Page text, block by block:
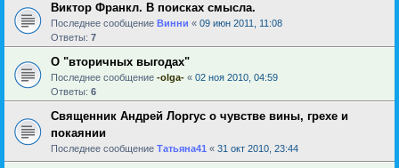
Виктор Франкл. В поисках смысла.
Последнее сообщение Винни « 09 июн 2011, 11:08
Ответы: 7
О "вторичных выгодах"
Последнее сообщение -olga- « 02 ноя 2010, 04:59
Ответы: 6
Священник Андрей Лоргус о чувстве вины, грехе и
покаянии
Последнее сообщение Татьяна41 « 31 окт 2010, 23:44